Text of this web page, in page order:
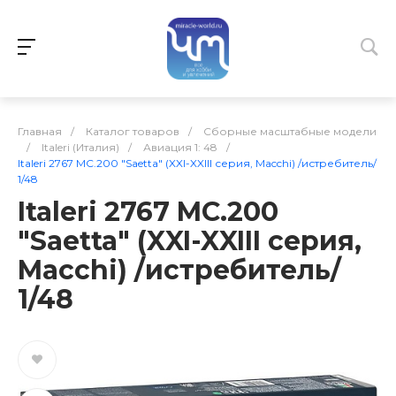
Главная / Каталог товаров /
Сборные масштабные модели
/
Italeri (Италия) / Авиация 1: 48
/
Italeri 2767 MC.200 "Saetta" (XXI-XXIII серия, Macchi) /истребитель/
1/48
Italeri 2767 MC.200
"Saetta" (XXI-XXIII серия,
Macchi) /истребитель/
1/48